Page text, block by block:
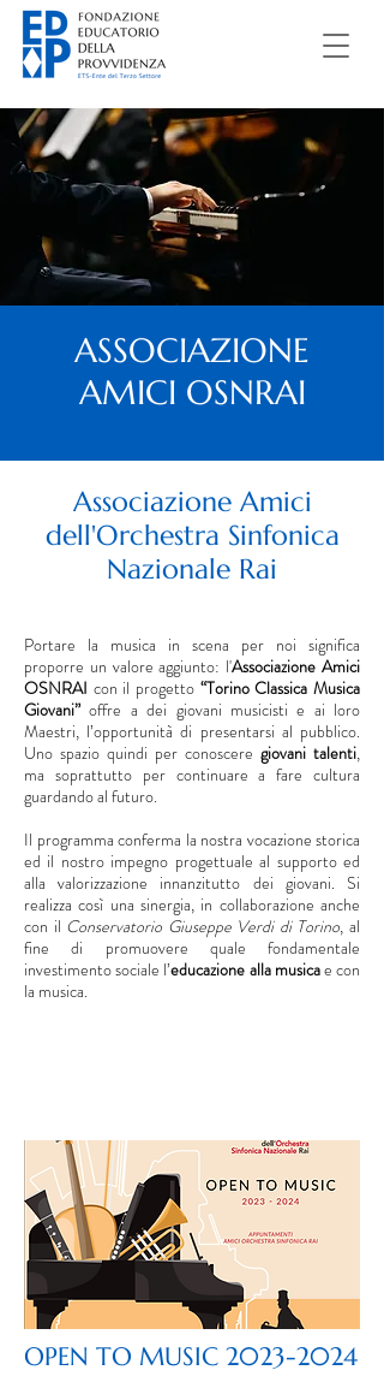
ASSOCIAZIONE
AMICI OSNRAI
Associazione Amici
dell'Orchestra Sinfonica
Nazionale Rai
Portare la musica in scena per noi significa
proporre un valore aggiunto: l'Associazione Amici
OSNRAI con il progetto “Torino Classica Musica
Giovani” offre a dei giovani musicisti e ai loro
Maestri, l’opportunità di presentarsi al pubblico.
Uno spazio quindi per conoscere giovani talenti,
ma soprattutto per continuare a fare cultura
guardando al futuro.
Il programma conferma la nostra vocazione storica
ed il nostro impegno progettuale al supporto ed
alla valorizzazione innanzitutto dei giovani. Si
realizza così una sinergia, in collaborazione anche
con il Conservatorio Giuseppe Verdi di Torino, al
fine di promuovere quale fondamentale
investimento sociale l’educazione alla musicae con
la musica.
OPEN TO MUSIC 2023-2024